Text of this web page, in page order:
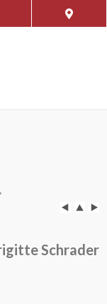
Schrader